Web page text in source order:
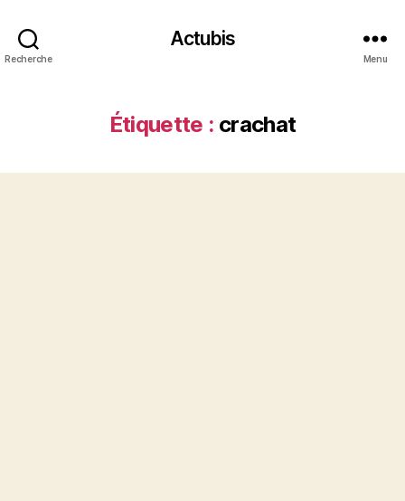
Recherche
Actubis
Menu
Étiquette : crachat